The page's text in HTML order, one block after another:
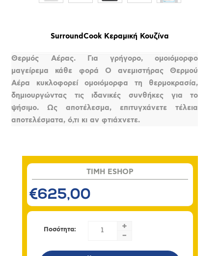
SurroundCook Κεραμική Κουζίνα
Θερμός Αέρας. Για γρήγορο, ομοιόμορφο
μαγείρεμα κάθε φορά Ο ανεμιστήρας Θερμού
Αέρα κυκλοφορεί ομοιόμορφα τη θερμοκρασία,
δημιουργώντας τις ιδανικές συνθήκες για το
ψήσιμο. Ως αποτέλεσμα, επιτυγχάνετε τέλεια
αποτελέσματα, ό,τι κι αν φτιάχνετε.
TIMH ESHOP
€625,00
Ποσότητα:
+
-